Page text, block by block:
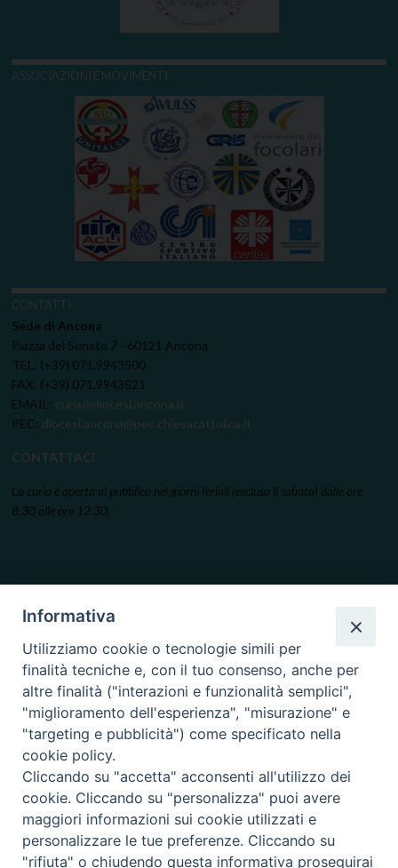
ASSOCIAZIONI E MOVIMENTI
CONTATTI
Sede di Ancona
Piazza del Senato 7 - 60121 Ancona
TEL: (+39) 071.9943500
FAX: (+39) 071.9943521
EMAIL: curia@diocesi.ancona.it
PEC: diocesi.ancona@pec.chiesacattolica.it
CONTATTACI
La curia è aperta al pubblico nei giorni feriali (escluso il sabato) dalle ore
8.30 alle ore 12.30.
Informativa
Utilizziamo cookie o tecnologie simili per
finalità tecniche e, con il tuo consenso, anche per
altre finalità ("interazioni e funzionalità semplici",
"miglioramento dell'esperienza", "misurazione" e
"targeting e pubblicità") come specificato nella
cookie policy.
Cliccando su "accetta" acconsenti all'utilizzo dei
cookie. Cliccando su "personalizza" puoi avere
maggiori informazioni sui cookie utilizzati e
personalizzare le tue preferenze. Cliccando su
"rifiuta" o chiudendo questa informativa proseguirai